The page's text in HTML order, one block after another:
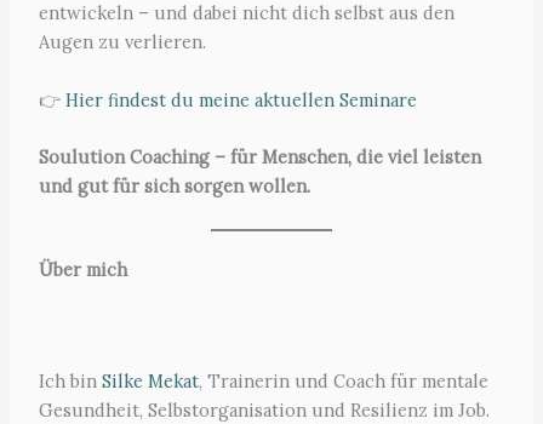
entwickeln – und dabei nicht dich selbst aus den
Augen zu verlieren.
👉 Hier findest du meine aktuellen Seminare
Soulution Coaching – für Menschen, die viel leisten
und gut für sich sorgen wollen.
Über mich
Ich bin Silke Mekat, Trainerin und Coach für mentale
Gesundheit, Selbstorganisation und Resilienz im Job.